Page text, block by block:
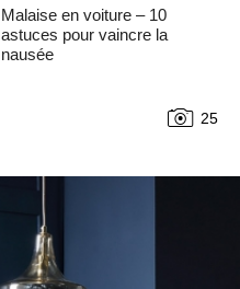
Malaise en voiture – 10
astuces pour vaincre la
nausée
25